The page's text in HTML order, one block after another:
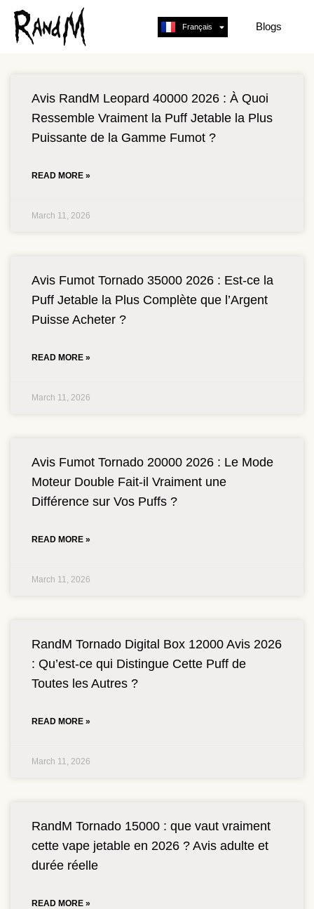
Français
English Blogs
Avis RandM Leopard 40000 2026 : À Quoi
Ressemble Vraiment la Puff Jetable la Plus
Puissante de la Gamme Fumot ?
READ MORE »
March 11, 2026
Avis Fumot Tornado 35000 2026 : Est-ce la
Puff Jetable la Plus Complète que l’Argent
Puisse Acheter ?
READ MORE »
March 11, 2026
Avis Fumot Tornado 20000 2026 : Le Mode
Moteur Double Fait-il Vraiment une
Différence sur Vos Puffs ?
READ MORE »
March 11, 2026
RandM Tornado Digital Box 12000 Avis 2026
: Qu’est-ce qui Distingue Cette Puff de
Toutes les Autres ?
READ MORE »
March 11, 2026
RandM Tornado 15000 : que vaut vraiment
cette vape jetable en 2026 ? Avis adulte et
durée réelle
READ MORE »